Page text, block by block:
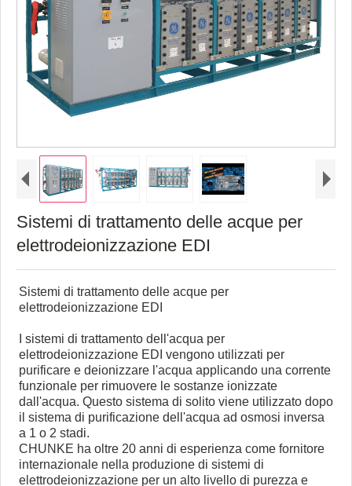
Sistemi di trattamento delle acque per
elettrodeionizzazione EDI
Sistemi di trattamento delle acque per
elettrodeionizzazione EDI
I sistemi di trattamento dell'acqua per
elettrodeionizzazione EDI vengono utilizzati per
purificare e deionizzare l'acqua applicando una corrente
funzionale per rimuovere le sostanze ionizzate
dall'acqua. Questo sistema di solito viene utilizzato dopo
il sistema di purificazione dell'acqua ad osmosi inversa
a 1 o 2 stadi.
CHUNKE ha oltre 20 anni di esperienza come fornitore
internazionale nella produzione di sistemi di
elettrodeionizzazione per un alto livello di purezza e